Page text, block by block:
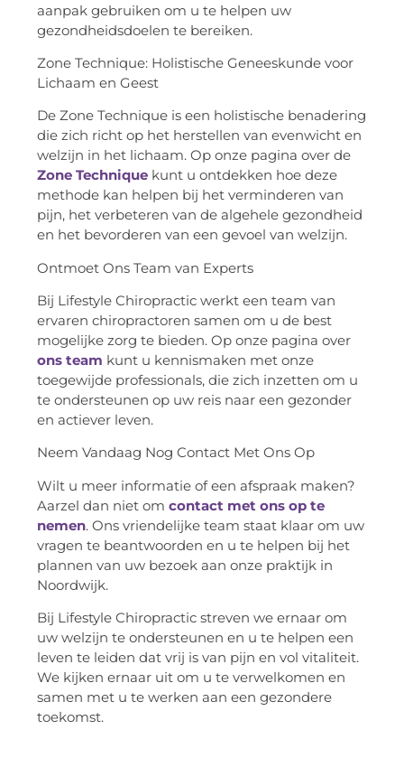
aanpak gebruiken om u te helpen uw
gezondheidsdoelen te bereiken.
Zone Technique: Holistische Geneeskunde voor
Lichaam en Geest
De Zone Technique is een holistische benadering
die zich richt op het herstellen van evenwicht en
welzijn in het lichaam. Op onze pagina over de
Zone Technique kunt u ontdekken hoe deze
methode kan helpen bij het verminderen van
pijn, het verbeteren van de algehele gezondheid
en het bevorderen van een gevoel van welzijn.
Ontmoet Ons Team van Experts
Bij Lifestyle Chiropractic werkt een team van
ervaren chiropractoren samen om u de best
mogelijke zorg te bieden. Op onze pagina over
ons team kunt u kennismaken met onze
toegewijde professionals, die zich inzetten om u
te ondersteunen op uw reis naar een gezonder
en actiever leven.
Neem Vandaag Nog Contact Met Ons Op
Wilt u meer informatie of een afspraak maken?
Aarzel dan niet om contact met ons op te
nemen. Ons vriendelijke team staat klaar om uw
vragen te beantwoorden en u te helpen bij het
plannen van uw bezoek aan onze praktijk in
Noordwijk.
Bij Lifestyle Chiropractic streven we ernaar om
uw welzijn te ondersteunen en u te helpen een
leven te leiden dat vrij is van pijn en vol vitaliteit.
We kijken ernaar uit om u te verwelkomen en
samen met u te werken aan een gezondere
toekomst.